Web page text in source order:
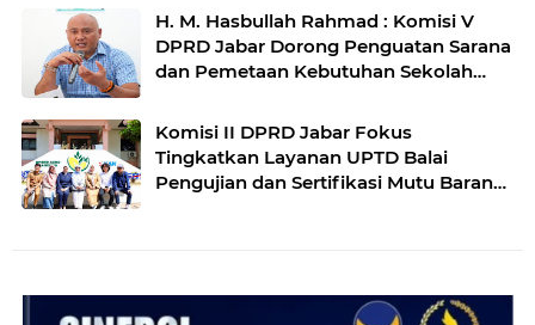
H. M. Hasbullah Rahmad : Komisi V
DPRD Jabar Dorong Penguatan Sarana
dan Pemetaan Kebutuhan Sekolah
Komisi II DPRD Jabar Fokus
Tingkatkan Layanan UPTD Balai
Pengujian dan Sertifikasi Mutu Barang